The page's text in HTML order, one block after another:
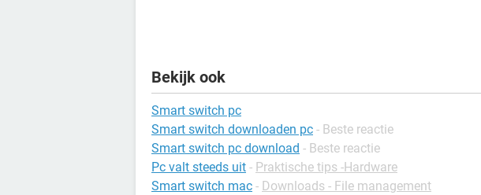
Bekijk ook
Smart switch pc
Smart switch downloaden pc - Beste reactie
Smart switch pc download - Beste reactie
Pc valt steeds uit - Praktische tips -Hardware
Smart switch mac - Downloads - File management